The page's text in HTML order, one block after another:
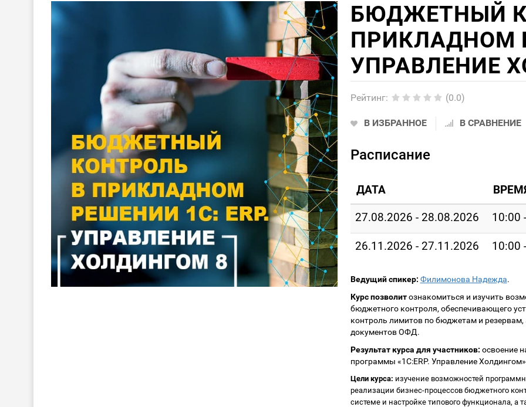
БЮДЖЕТНЫЙ
ПРИКЛАДНОМ
УПРАВЛЕНИЕ
Рейтинг: (0.0)
В ИЗБРАННОЕ В СРАВНЕНИЕ
Расписание
ДАТА
27.08.2026 - 28.08.2026 10:00
26.11.2026 - 27.11.2026 10:00
Ведущий спикер: Филимонова Надежда.
Курс позволитознакомиться и изучить
бюджетного контроля, обеспечивающего
контроль лимитов по бюджетам и
документов ОФД.
Результат курса для участников: освоение
программы «1С:ERP. Управление
Цели курса: изучение возможностей
реализации бизнес-процессов бюджетного
системе и настройке типового функционала,